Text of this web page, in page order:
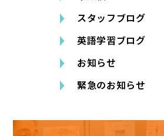
スタッフブログ
英語学習ブログ
お知らせ
緊急のお知らせ